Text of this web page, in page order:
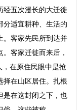
经五次漫长的大迁徙
分适宜耕种、生活的
。客家先民所到达并
客家迁徙而来后，
，在原住民眼中是抢
择在山区居住。扎根
是在这封闭之下，也